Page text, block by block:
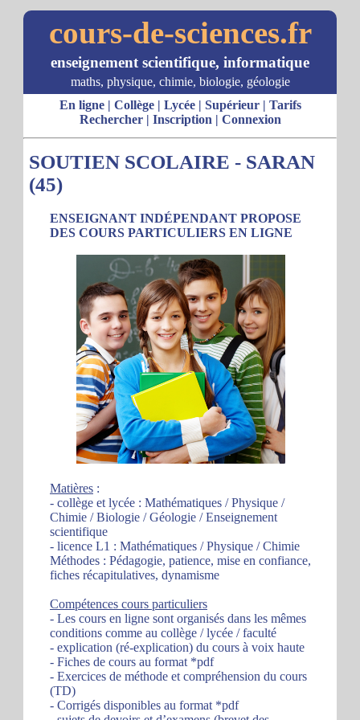
cours-de-sciences.fr
enseignement scientifique, informatique
maths, physique, chimie, biologie, géologie
En ligne| Collège| Lycée| Supérieur| Tarifs
Rechercher| Inscription | Connexion
SOUTIEN SCOLAIRE - SARAN
(45)
ENSEIGNANT INDÉPENDANT PROPOSE
DES COURS PARTICULIERS EN LIGNE
Matières :
- collège et lycée : Mathématiques / Physique /
Chimie / Biologie / Géologie / Enseignement
scientifique
- licence L1 : Mathématiques / Physique / Chimie
Méthodes : Pédagogie, patience, mise en confiance,
fiches récapitulatives, dynamisme
Compétences cours particuliers
- Les cours en ligne sont organisés dans les mêmes
conditions comme au collège / lycée / faculté
- explication (ré-explication) du cours à voix haute
- Fiches de cours au format *pdf
- Exercices de méthode et compréhension du cours
(TD)
- Corrigés disponibles au format *pdf